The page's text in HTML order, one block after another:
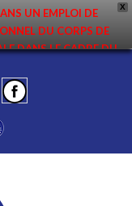
X
UN EMPLOI DE
DU CORPS DE
DANS LE CADRE DU
EST DISPONIBLE EN
AUX NOMMÉ(E)S !